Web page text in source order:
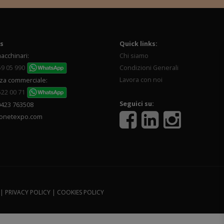
05 990
commerciale:
00 71
763508
Quick links:
Chi siamo
Condizioni Generali
Lavora con noi
Seguici su:
PRIVACY POLICY | COOKIES POLICY